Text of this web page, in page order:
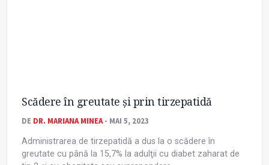
Scădere în greutate și prin tirzepatidă
DE DR. MARIANA MINEA- MAI 5, 2023
Administrarea de tirzepatidă a dus la o scădere în
greutate cu până la 15,7% la adulţii cu diabet zaharat de